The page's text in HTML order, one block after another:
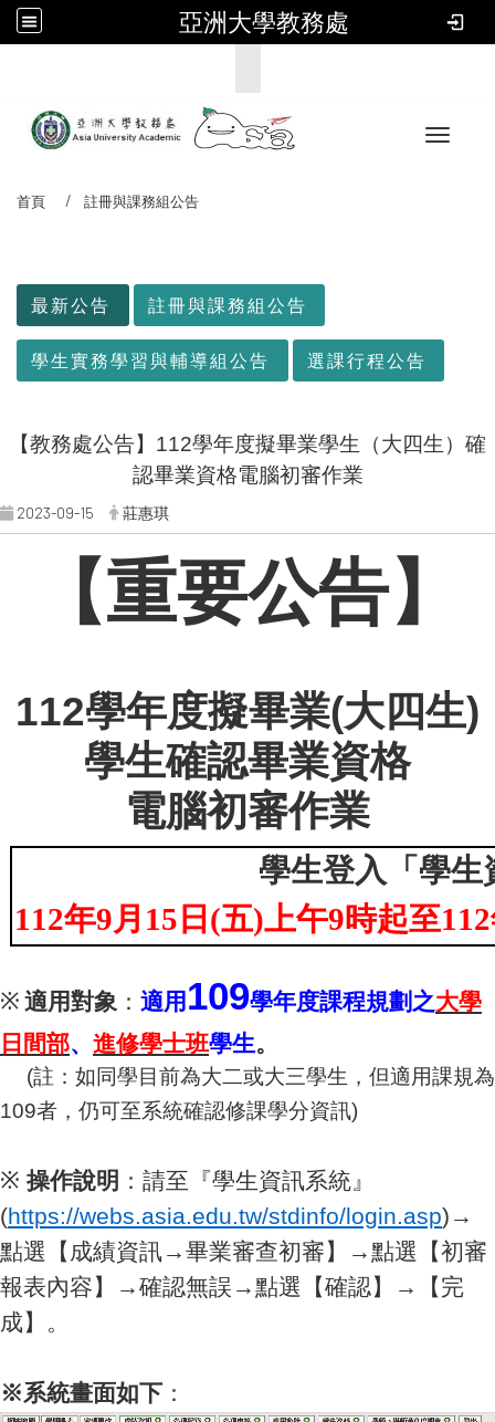
亞洲大學教務處
Toggle
首頁 註冊與課務組公告
最新公告 註冊與課務組公告
學生實務學習與輔導組公告 選課行程公告
【教務處公告】112學年度擬畢業學生（大四生）確
認畢業資格電腦初審作業
2023-09-15 莊惠琪
【重要公告】
112學年度擬畢業(大四生)
學生確認畢業資格
電腦初審作業
學生登入「學
112年9月15日(五)上午9時起至
※ 適用對象： 適用 109學年度課程規劃之大學
日間部、 進修學士班學生。
(註：如同學目前為大二或大三學生，但適用課規為
109者，仍可至系統確認修課學分資訊)
※ 操作說明 ：請至『學生資訊系統』
(https://webs.asia.edu.tw/stdinfo/login.asp)→
點選【成績資訊→畢業審查初審】→點選【初審
報表內容】→確認無誤→點選【確認】→【完
成】。
※系統畫面如下 ：